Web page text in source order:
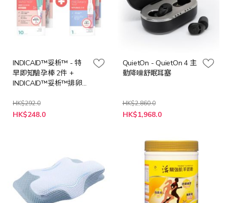
INDICAID™妥析™ - 特
早即知驗孕棒 2件 +
INDICAID™妥析™排卵
HK$292.0
特
殊
HK$248.0
QuietOn - QuietOn 4 主
動降噪舒眠耳塞
HK$2,860.0
特
殊
HK$1,968.0